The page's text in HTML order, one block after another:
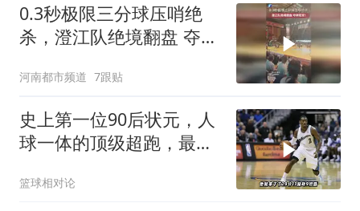
0.3秒极限三分球压哨绝
杀，澄江队绝境翻盘 夺得
河南都市频道 7跟贴
史上第一位90后状元，人
球一体的顶级超跑，最恐
篮球相对论